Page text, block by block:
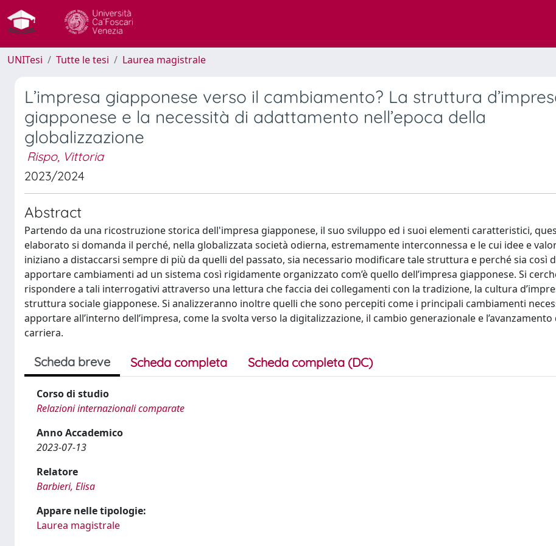
UNITesi Tutte le tesi Laurea magistrale
L’impresa giapponese verso il cambiamento? La struttura
giapponese e la necessità di adattamento nell’epoca della
globalizzazione
Rispo, Vittoria
2023/2024
Abstract
Partendo da una ricostruzione storica dell'impresa giapponese, il suo sviluppo ed i suoi elementi caratteristici,
elaborato si domanda il perché, nella globalizzata società odierna, estremamente interconnessa e le cui idee e
iniziano a distaccarsi sempre di più da quelli del passato, sia necessario modificare tale struttura e perché sia così
apportare cambiamenti ad un sistema così rigidamente organizzato com’è quello dell’impresa giapponese. Si
rispondere a tali interrogativi attraverso una lettura che faccia dei collegamenti con la tradizione, la cultura
struttura sociale giapponese. Si analizzeranno inoltre quelli che sono percepiti come i principali cambiamenti
apportare all’interno dell’impresa, come la svolta verso la digitalizzazione, il cambio generazionale e l’avanzamento
carriera.
Scheda breve Scheda completa Scheda completa (DC)
Corso di studio
Relazioni internazionali comparate
Anno Accademico
2023-07-13
Relatore
Barbieri, Elisa
Appare nelle tipologie:
Laurea magistrale